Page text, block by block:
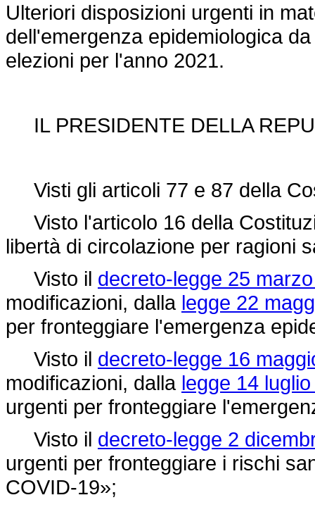
Ulteriori disposizioni urgenti in
dell'emergenza epidemiologica
elezioni per l'anno 2021.
IL PRESIDENTE DELLA
Visti gli articoli 77 e 87 della
Visto l'articolo 16 della
libertà di circolazione per ragioni
Visto il decreto-legge 25
modificazioni, dalla legge 22
per fronteggiare l'emergenza
Visto il decreto-legge 16
modificazioni, dalla legge 14
urgenti per fronteggiare
Visto il decreto-legge 2
urgenti per fronteggiare i rischi
COVID-19»;